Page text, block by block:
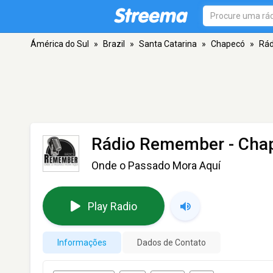
Ámérica do Sul » Brazil » Santa Catarina » Chapecó »
Rádio Remember -
Onde o Passado Mora Aquí
Play Radio
Informações Dados de Contato